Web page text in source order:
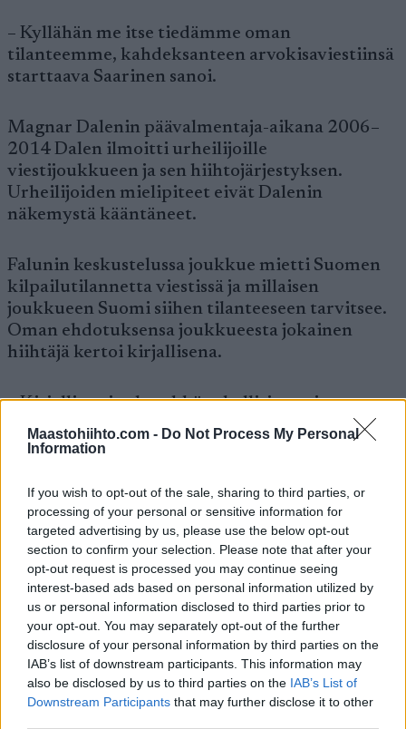
Maastohiihto.com - Do Not Process My Personal
Information
If you wish to opt-out of the sale, sharing to third parties, or
processing of your personal or sensitive information for
targeted advertising by us, please use the below opt-out
section to confirm your selection. Please note that after your
opt-out request is processed you may continue seeing
interest-based ads based on personal information utilized by
us or personal information disclosed to third parties prior to
your opt-out. You may separately opt-out of the further
disclosure of your personal information by third parties on the
IAB’s list of downstream participants. This information may
also be disclosed by us to third parties on the IAB’s List of
Downstream Participants that may further disclose it to other
– Kyllähän me itse tiedämme oman
tilanteemme, kahdeksanteen arvokisaviestiinsä
starttaava Saarinen sanoi.
Magnar Dalenin päävalmentaja-aikana 2006–
2014 Dalen ilmoitti urheilijoille
viestijoukkueen ja sen hiihtojärjestyksen.
Urheilijoiden mielipiteet eivät Dalenin
näkemystä kääntäneet.
Falunin keskustelussa joukkue mietti Suomen
kilpailutilannetta viestissä ja millaisen
joukkueen Suomi siihen tilanteeseen tarvitsee.
Oman ehdotuksensa joukkueesta jokainen
hiihtäjä kertoi kirjallisena.
– Kirjallisesti tulee ehkä rehellisin arvio,
Saarinen totesi.
naiset ovat valmiit kertomaan muiden kuullen
suullisesti, mikä kenenkin mielestä olisi hyvä
viestijoukkue. Ensi vuonna ei tosin ole
arvokisoja, joten viestijoukkueita valitaan vain
maailmancupiin.
Kultamitaleja, dopingkäryjä ja floppeja
naisten viesteissä